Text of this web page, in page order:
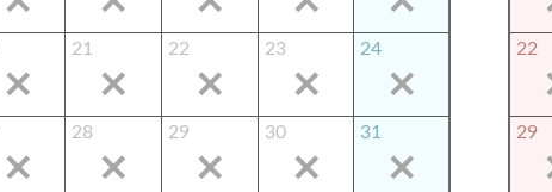
21 22 23 24
28 29 30 31
22
29